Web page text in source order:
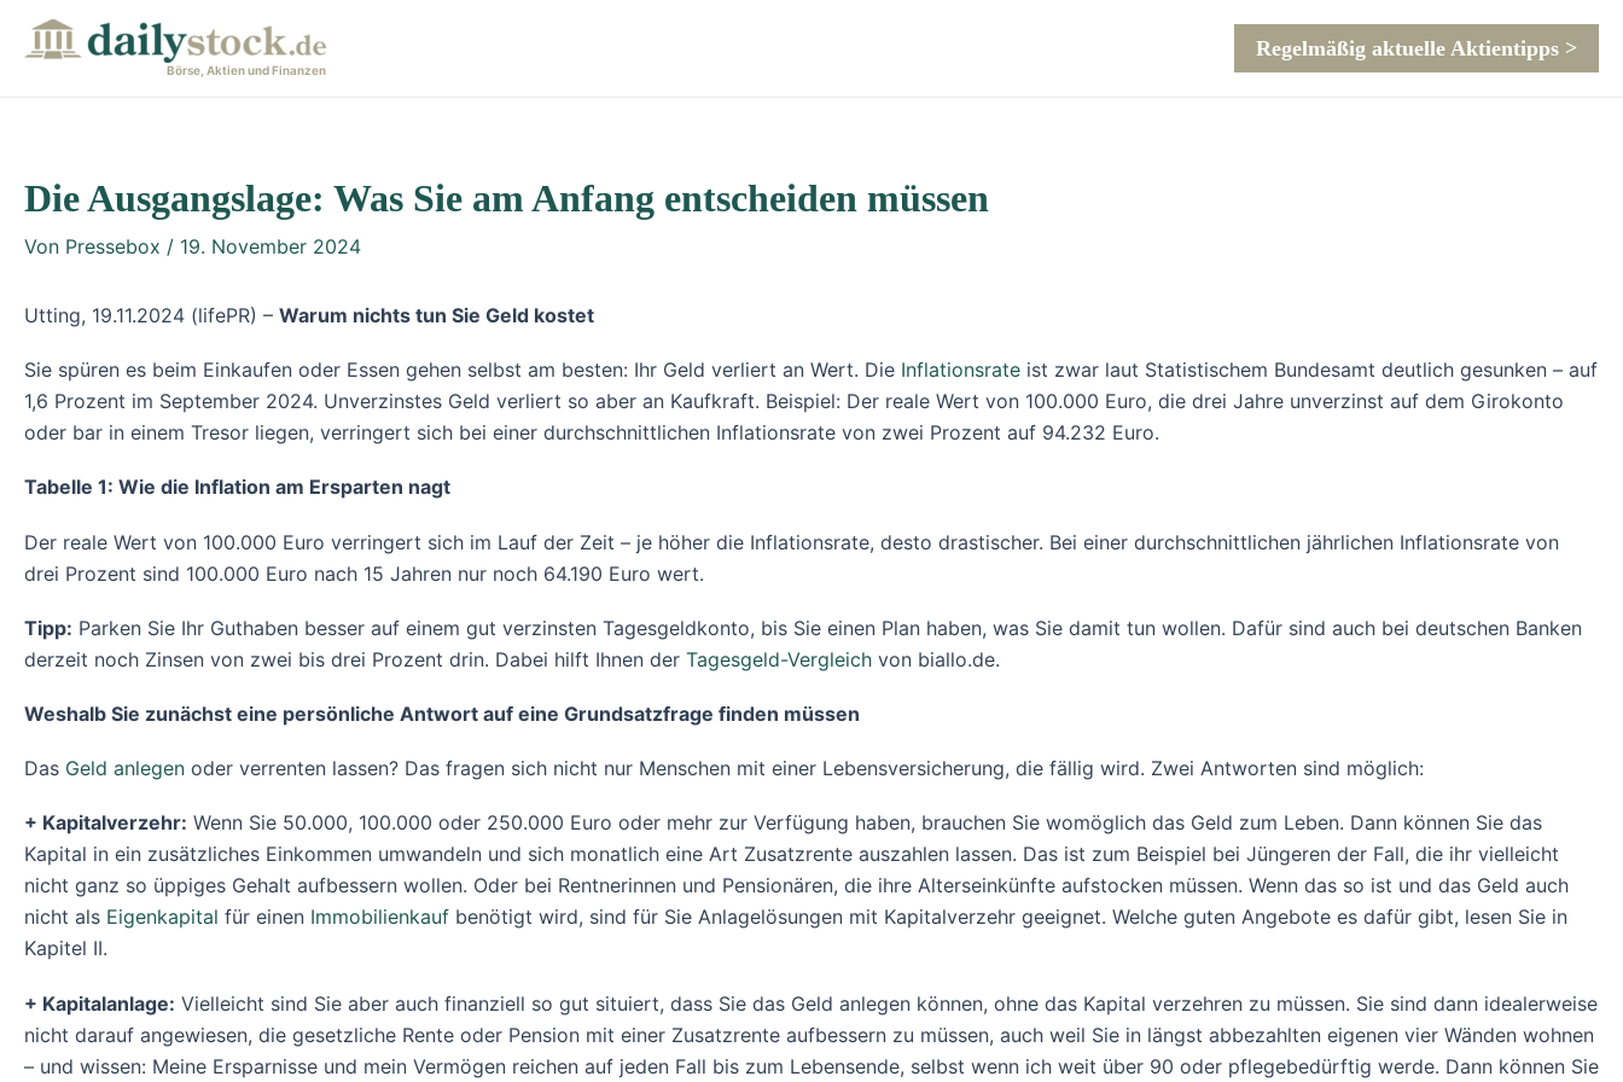
Inhalt
Börse, Aktien und Finanzen
Regelmäßig aktuelle Aktientipps >
Die Ausgangslage: Was Sie am Anfang entscheiden müssen
Von Pressebox / 19. November 2024
Utting, 19.11.2024 (lifePR) – Warum nichts tun Sie Geld kostet
Sie spüren es beim Einkaufen oder Essen gehen selbst am besten: Ihr Geld verliert an Wert. Die Inflationsrate ist zwar laut Statistischem Bundesamt deutlich gesunken – auf
1,6 Prozent im September 2024. Unverzinstes Geld verliert so aber an Kaufkraft. Beispiel: Der reale Wert von 100.000 Euro, die drei Jahre unverzinst auf dem Girokonto
oder bar in einem Tresor liegen, verringert sich bei einer durchschnittlichen Inflationsrate von zwei Prozent auf 94.232 Euro.
Tabelle 1: Wie die Inflation am Ersparten nagt
Der reale Wert von 100.000 Euro verringert sich im Lauf der Zeit – je höher die Inflationsrate, desto drastischer. Bei einer durchschnittlichen jährlichen Inflationsrate von
drei Prozent sind 100.000 Euro nach 15 Jahren nur noch 64.190 Euro wert.
Tipp: Parken Sie Ihr Guthaben besser auf einem gut verzinsten Tagesgeldkonto, bis Sie einen Plan haben, was Sie damit tun wollen. Dafür sind auch bei deutschen Banken
derzeit noch Zinsen von zwei bis drei Prozent drin. Dabei hilft Ihnen der Tagesgeld-Vergleich von biallo.de.
Weshalb Sie zunächst eine persönliche Antwort auf eine Grundsatzfrage finden müssen
Das Geld anlegen oder verrenten lassen? Das fragen sich nicht nur Menschen mit einer Lebensversicherung, die fällig wird. Zwei Antworten sind möglich:
+ Kapitalverzehr: Wenn Sie 50.000, 100.000 oder 250.000 Euro oder mehr zur Verfügung haben, brauchen Sie womöglich das Geld zum Leben. Dann können Sie das
Kapital in ein zusätzliches Einkommen umwandeln und sich monatlich eine Art Zusatzrente auszahlen lassen. Das ist zum Beispiel bei Jüngeren der Fall, die ihr vielleicht
nicht ganz so üppiges Gehalt aufbessern wollen. Oder bei Rentnerinnen und Pensionären, die ihre Alterseinkünfte aufstocken müssen. Wenn das so ist und das Geld auch
nicht als Eigenkapital für einen Immobilienkauf benötigt wird, sind für Sie Anlagelösungen mit Kapitalverzehr geeignet. Welche guten Angebote es dafür gibt, lesen Sie in
Kapitel II.
+ Kapitalanlage: Vielleicht sind Sie aber auch finanziell so gut situiert, dass Sie das Geld anlegen können, ohne das Kapital verzehren zu müssen. Sie sind dann idealerweise
nicht darauf angewiesen, die gesetzliche Rente oder Pension mit einer Zusatzrente aufbessern zu müssen, auch weil Sie in längst abbezahlten eigenen vier Wänden wohnen
– und wissen: Meine Ersparnisse und mein Vermögen reichen auf jeden Fall bis zum Lebensende, selbst wenn ich weit über 90 oder pflegebedürftig werde. Dann können Sie
navigation